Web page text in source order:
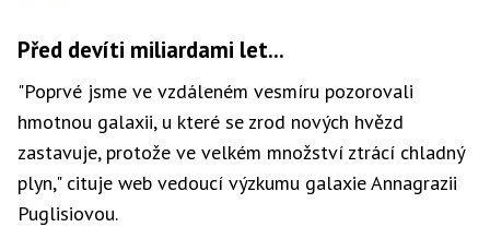
Před devíti miliardami let...
"Poprvé jsme ve vzdáleném vesmíru pozorovali
hmotnou galaxii, u které se zrod nových hvězd
zastavuje, protože ve velkém množství ztrácí chladný
plyn," cituje web vedoucí výzkumu galaxie Annagrazii
Puglisiovou.